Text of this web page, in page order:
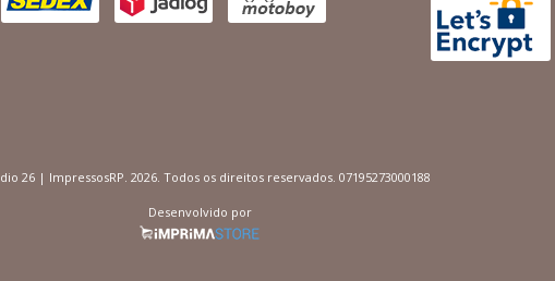
26 | ImpressosRP. 2026. Todos os direitos reservados. 07195273000188
Desenvolvido por